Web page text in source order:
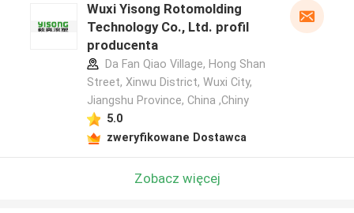
Wuxi Yisong Rotomolding
Technology Co., Ltd. profil
producenta
Da Fan Qiao Village, Hong Shan
Street, Xinwu District, Wuxi City,
Jiangshu Province, China ,Chiny
5.0
zweryfikowane Dostawca
Zobacz więcej